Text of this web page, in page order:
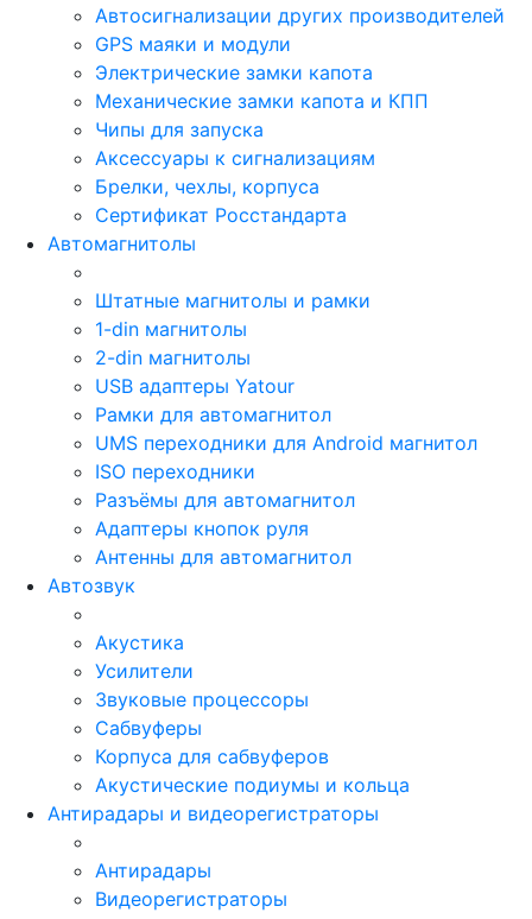
Автосигнализации других производителей
GPS маяки и модули
Электрические замки капота
Механические замки капота и КПП
Чипы для запуска
Аксессуары к сигнализациям
Брелки, чехлы, корпуса
Сертификат Росстандарта
Автомагнитолы
Штатные магнитолы и рамки
1-din магнитолы
2-din магнитолы
USB адаптеры Yatour
Рамки для автомагнитол
UMS переходники для Android магнитол
ISO переходники
Разъёмы для автомагнитол
Адаптеры кнопок руля
Антенны для автомагнитол
Автозвук
Акустика
Усилители
Звуковые процессоры
Сабвуферы
Корпуса для сабвуферов
Акустические подиумы и кольца
Антирадары и видеорегистраторы
Антирадары
Видеорегистраторы